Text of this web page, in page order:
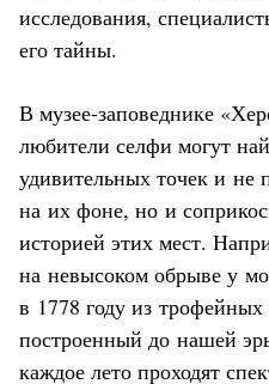
исследования,
его тайны.
В музее-заповеднике
любители селфи могут
удивительных точек и не
на их фоне, но и
историей этих мест.
на невысоком обрыве у
в 1778 году из
построенный до нашей
каждое лето проходят